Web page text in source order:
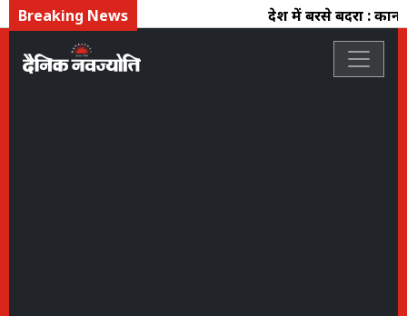
Breaking News प्रदेश में बरसे बदरा :